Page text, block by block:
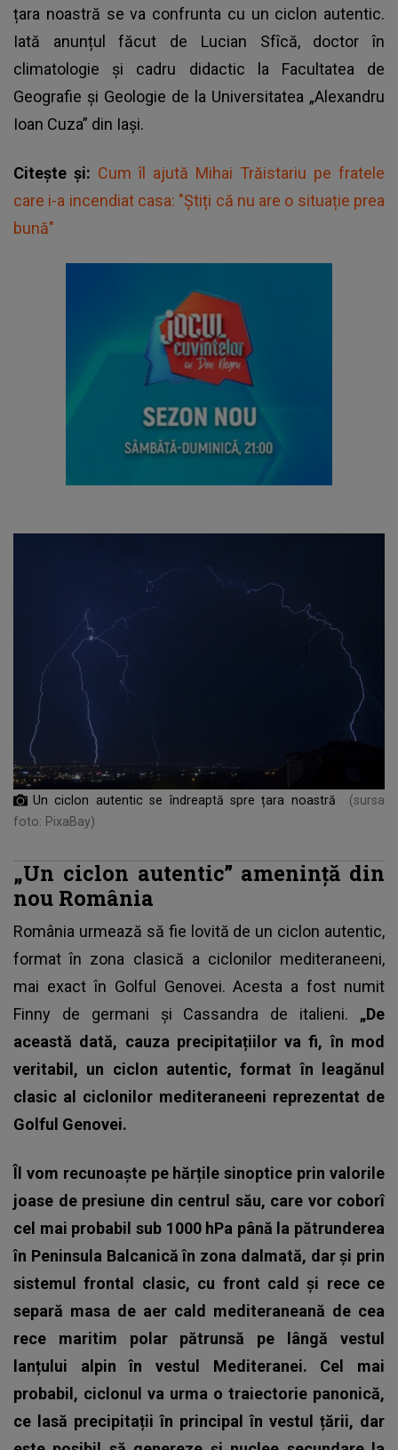
țara noastră se va confrunta cu un ciclon autentic.
Iată anunțul făcut de Lucian Sfîcă, doctor în
climatologie și cadru didactic la Facultatea de
Geografie și Geologie de la Universitatea „Alexandru
Ioan Cuza” din Iași.
Citește și: Cum îl ajută Mihai Trăistariu pe fratele
care i-a incendiat casa: "Știți că nu are o situație prea
bună"
Un ciclon autentic se îndreaptă spre țara noastră
(sursa
foto: PixaBay)
„Un ciclon autentic” amenință din
nou România
România urmează să fie lovită de un ciclon autentic,
format în zona clasică a ciclonilor mediteraneeni,
mai exact în Golful Genovei. Acesta a fost numit
Finny de germani și Cassandra de italieni. „De
această dată, cauza precipitațiilor va fi, în mod
veritabil, un ciclon autentic, format în leagănul
clasic al ciclonilor mediteraneeni reprezentat de
Golful Genovei.
Îl vom recunoaște pe hărțile sinoptice prin valorile
joase de presiune din centrul său, care vor coborî
cel mai probabil sub 1000 hPa până la pătrunderea
în Peninsula Balcanică în zona dalmată, dar și prin
sistemul frontal clasic, cu front cald și rece ce
separă masa de aer cald mediteraneană de cea
rece maritim polar pătrunsă pe lângă vestul
lanțului alpin în vestul Mediteranei. Cel mai
probabil, ciclonul va urma o traiectorie panonică,
ce lasă precipitații în principal în vestul țării, dar